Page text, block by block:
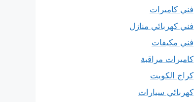
فني كاميرات
فني كهربائي منازل
فني مكيفات
كاميرات مراقبة
كراج الكويت
كهربائي سيارات